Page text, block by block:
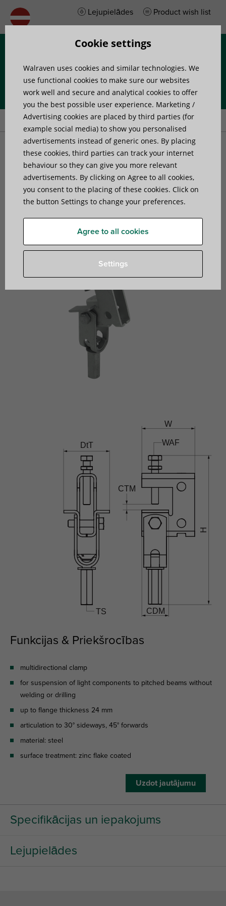
Lejupielādes Product wish list
Home»Products »Walraven Swivel Beam Clamp Model E
Walraven Swivel Beam
Clamp Model E
for clamping on beam flange
Funkcijas & Priekšrocības
multidirectional clamp
for suspension of light components to pitched beams without
welding or drilling
up to flange thickness 24 mm
articulation to 30° sideways, 45° forwards
material: steel
surface treatment: zinc flake coated
Uzdot jautājumu
Specifikācijas un iepakojums
Lejupielādes
Cookie settings
Walraven uses cookies and similar technologies. We
use functional cookies to make sure our websites
work well and secure and analytical cookies to offer
you the best possible user experience. Marketing /
Advertising cookies are placed by third parties (for
example social media) to show you personalised
advertisements instead of generic ones. By placing
these cookies, third parties can track your internet
behaviour so they can give you more relevant
advertisements. By clicking on Agree to all cookies,
you consent to the placing of these cookies. Click on
the button Settings to change your preferences.
Agree to all cookies
Settings